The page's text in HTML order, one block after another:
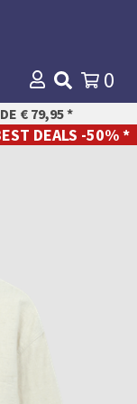
0
Payer
€ 79,95 *
DEALS -50% *